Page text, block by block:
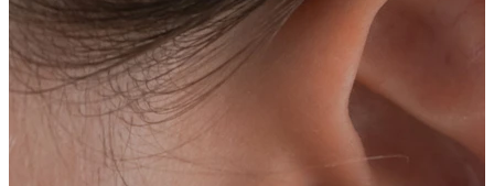
Conch